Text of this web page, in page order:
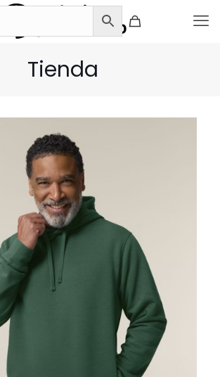
Tienda